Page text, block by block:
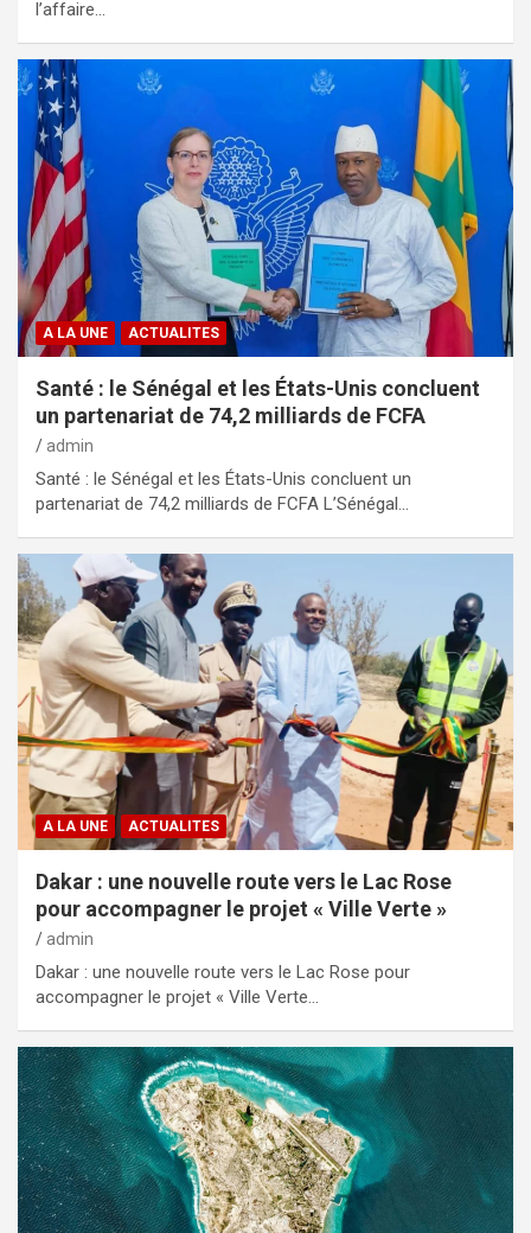
l’affaire…
A LA UNE ACTUALITES
Santé : le Sénégal et les États-Unis concluent
un partenariat de 74,2 milliards de FCFA
admin
Santé : le Sénégal et les États-Unis concluent un
partenariat de 74,2 milliards de FCFA L’Sénégal…
A LA UNE ACTUALITES
Dakar : une nouvelle route vers le Lac Rose
pour accompagner le projet « Ville Verte »
admin
Dakar : une nouvelle route vers le Lac Rose pour
accompagner le projet « Ville Verte…